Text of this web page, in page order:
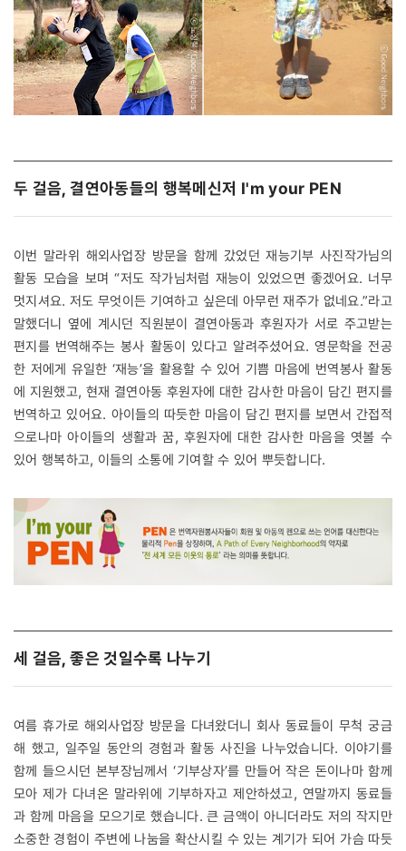
두 걸음, 결연아동들의 행복메신저 I'm your PEN
이번 말라위 해외사업장 방문을 함께 갔었던 재능기부 사진작가님의
활동 모습을 보며 “저도 작가님처럼 재능이 있었으면 좋겠어요. 너무
멋지셔요. 저도 무엇이든 기여하고 싶은데 아무런 재주가 없네요.”라고
말했더니 옆에 계시던 직원분이 결연아동과 후원자가 서로 주고받는
편지를 번역해주는 봉사 활동이 있다고 알려주셨어요. 영문학을 전공
한 저에게 유일한 ‘재능’을 활용할 수 있어 기쁨 마음에 번역봉사 활동
에 지원했고, 현재 결연아동 후원자에 대한 감사한 마음이 담긴 편지를
번역하고 있어요. 아이들의 따듯한 마음이 담긴 편지를 보면서 간접적
으로나마 아이들의 생활과 꿈, 후원자에 대한 감사한 마음을 엿볼 수
있어 행복하고, 이들의 소통에 기여할 수 있어 뿌듯합니다.
세 걸음, 좋은 것일수록 나누기
여름 휴가로 해외사업장 방문을 다녀왔더니 회사 동료들이 무척 궁금
해 했고, 일주일 동안의 경험과 활동 사진을 나누었습니다. 이야기를
함께 들으시던 본부장님께서 ‘기부상자’를 만들어 작은 돈이나마 함께
모아 제가 다녀온 말라위에 기부하자고 제안하셨고, 연말까지 동료들
과 함께 마음을 모으기로 했습니다. 큰 금액이 아니더라도 저의 작지만
소중한 경험이 주변에 나눔을 확산시킬 수 있는 계기가 되어 가슴 따듯